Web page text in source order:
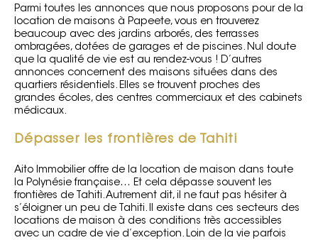
Parmi toutes les annonces que nous proposons pour de la
location de maisons à Papeete, vous en trouverez
beaucoup avec des jardins arborés, des terrasses
ombragées, dotées de garages et de piscines. Nul doute
que la qualité de vie est au rendez-vous ! D’autres
annonces concernent des maisons situées dans des
quartiers résidentiels. Elles se trouvent proches des
grandes écoles, des centres commerciaux et des cabinets
médicaux.
Dépasser les frontières de Tahiti
Aito Immobilier offre de la location de maison dans toute
la Polynésie française… Et cela dépasse souvent les
frontières de Tahiti. Autrement dit, il ne faut pas hésiter à
s’éloigner un peu de Tahiti. Il existe dans ces secteurs des
locations de maison à des conditions très accessibles
avec un cadre de vie d’exception. Loin de la vie parfois